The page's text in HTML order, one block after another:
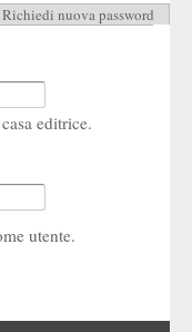
attiva)
Richiedi nuova password
editrice.
utente.